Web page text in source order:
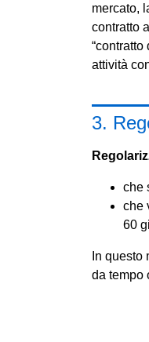
mercato,
contratto
attività
3.
che
che
60
In
da tempo